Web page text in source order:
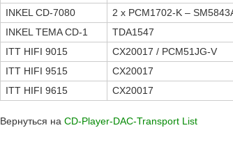
INKEL CD-7080
2 x PCM1702-K –
INKEL TEMA CD-1
TDA1547
ITT HIFI 9015
CX20017 / PCM51JG-V
ITT HIFI 9515
CX20017
ITT HIFI 9615
CX20017
Вернуться на CD-Player-DAC-Transport List